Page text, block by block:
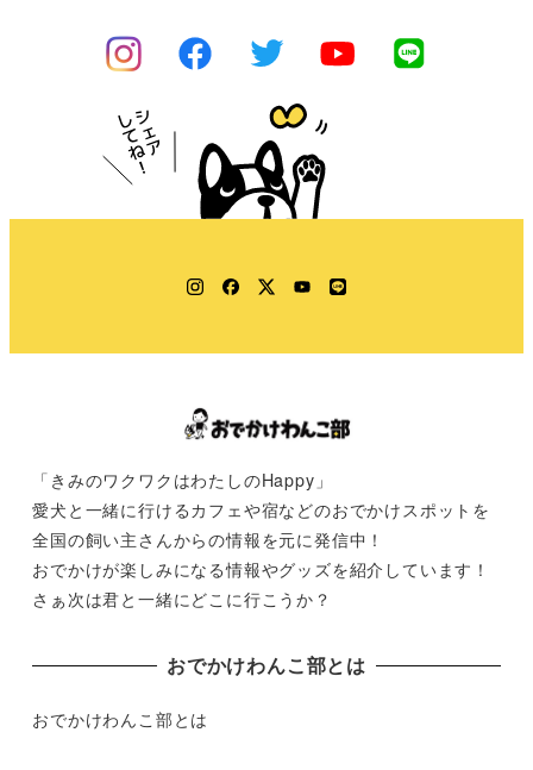
Instagram
Facebook
TwitterYouTube
LINE
「きみのワクワクはわたしのHappy」
愛犬と一緒に行けるカフェや宿などのおでかけスポットを
全国の飼い主さんからの情報を元に発信中！
おでかけが楽しみになる情報やグッズを紹介しています！
さぁ次は君と一緒にどこに行こうか？
おでかけわんこ部とは
おでかけわんこ部とは